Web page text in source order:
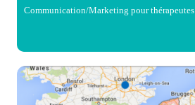
Communication/Marketing pour thérapeutes